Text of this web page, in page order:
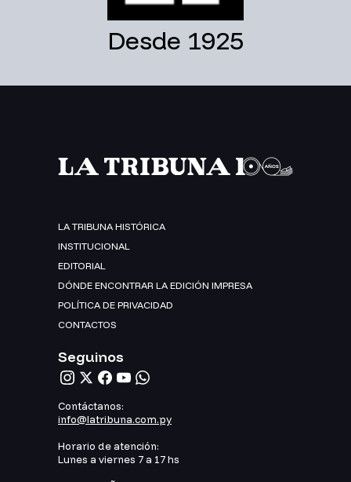
Desde 1925
LA TRIBUNA HISTÓRICA
INSTITUCIONAL
EDITORIAL
DÓNDE ENCONTRAR LA EDICIÓN IMPRESA
POLÍTICA DE PRIVACIDAD
CONTACTOS
Seguinos
Contáctanos:
info@latribuna.com.py
Horario de atención:
Lunes a viernes 7 a 17 hs